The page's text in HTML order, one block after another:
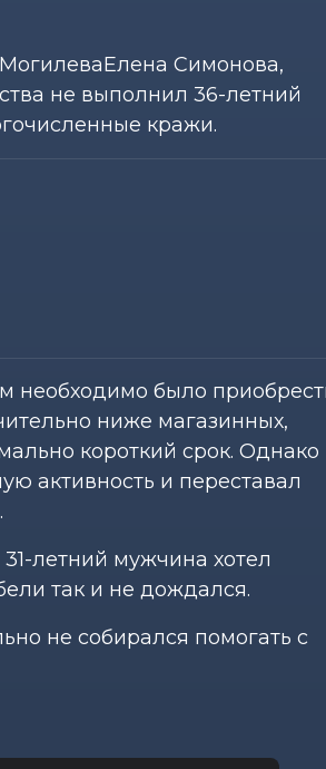
Симонова,
не выполнил 36-летний
кражи.
необходимо было
ниже магазинных,
короткий срок. Однако
активность и переставал
летний мужчина хотел
так и не дождался.
не собирался помогать с